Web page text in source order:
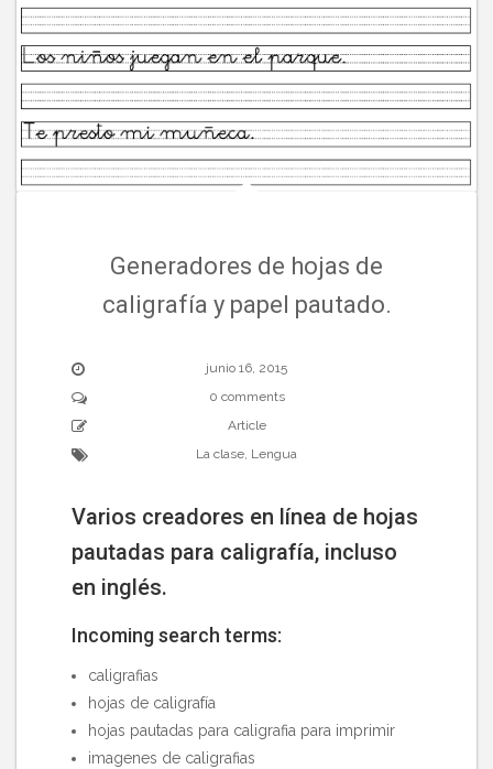
Generadores de hojas de
caligrafía y papel pautado.
junio 16, 2015
0 comments
Article
La clase, Lengua
Varios creadores en línea de hojas
pautadas para caligrafía, incluso
en inglés.
Incoming search terms:
caligrafias
hojas de caligrafía
hojas pautadas para caligrafia para imprimir
imagenes de caligrafias